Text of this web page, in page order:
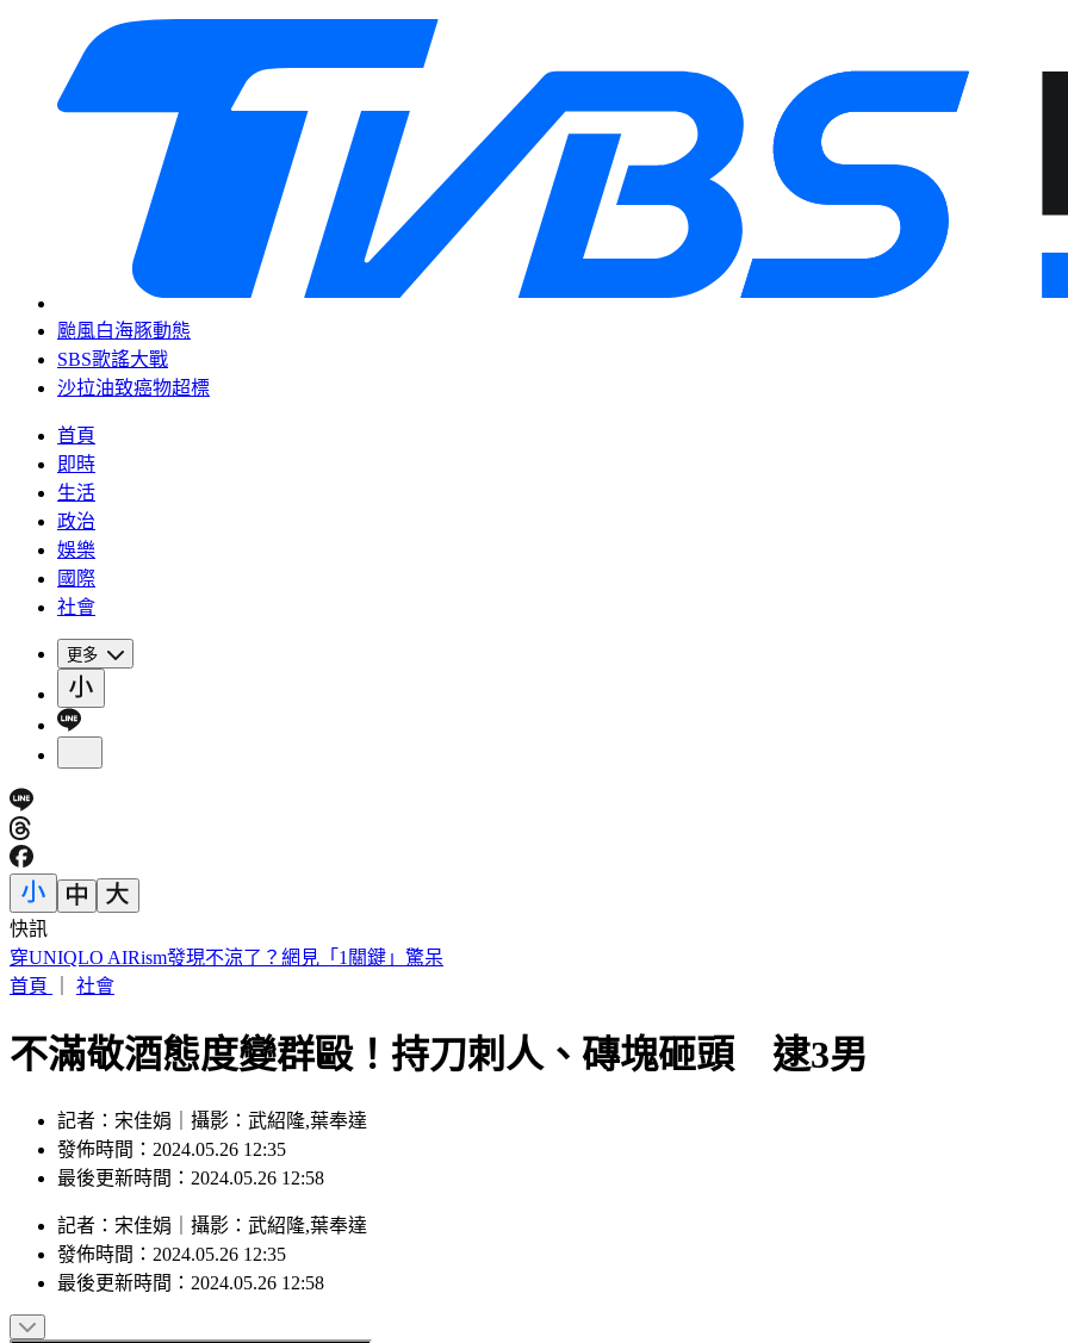
颱風白海豚動態
SBS歌謠大戰
沙拉油致癌物超標
首頁
即時
生活
政治
娛樂
國際
社會
更多
快訊
車禍後頭痛數月找嘸病因！吃止痛藥也沒用 醫揪這部位出問題
首頁
社會
不滿敬酒態度變群毆！持刀刺人、磚塊砸頭 逮3男
記者：宋佳娟｜攝影：武紹隆,葉奉達
發佈時間：2024.05.26 12:35
最後更新時間：2024.05.26 12:58
記者 ： 宋佳娟 攝影 ： 武紹隆,葉奉達
發佈時間： 2024.05.26 12:35
最後更新時間： 2024.05.26 12:58